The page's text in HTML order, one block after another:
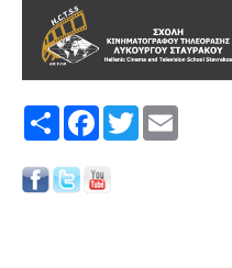
Share FacebookTwitter